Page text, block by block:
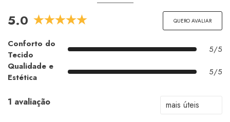
5.0
Conforto do
Tecido
5/5
Qualidade e
Estética
5/5
QUERO AVALIAR
1 avaliação